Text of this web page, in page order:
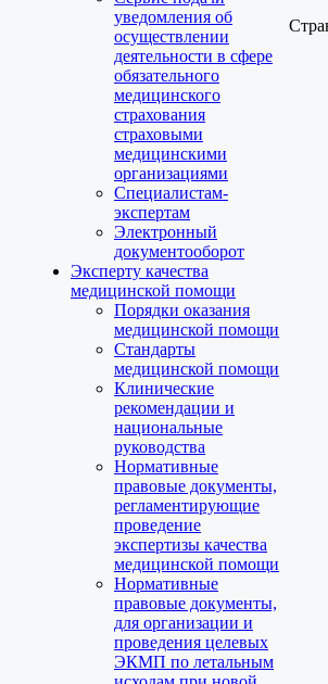
уведомления об
осуществлении
деятельности в сфере
обязательного
медицинского
страхования
страховыми
медицинскими
организациями
Специалистам-
экспертам
Электронный
документооборот
Эксперту качества
медицинской помощи
Порядки оказания
медицинской помощи
Стандарты
медицинской помощи
Клинические
рекомендации и
национальные
руководства
Нормативные
правовые документы,
регламентирующие
проведение
экспертизы качества
медицинской помощи
Нормативные
правовые документы,
для организации и
проведения целевых
ЭКМП по летальным